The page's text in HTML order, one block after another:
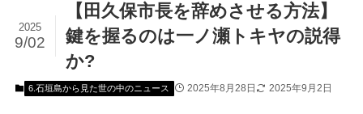
【田久保市長を辞めさせる方法】
鍵を握るのは一ノ瀬トキヤの説得
か?
2025
9/02
6.石垣島から見た世の中のニュース 2025年8月28日 2025年9月2日